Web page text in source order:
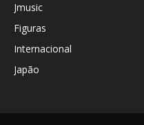
Jmusic
Figuras
Internacional
Japão